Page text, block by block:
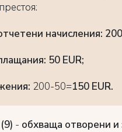
начисления: 200
50 EUR;
200-50=150 EUR.
- обхваща отворени